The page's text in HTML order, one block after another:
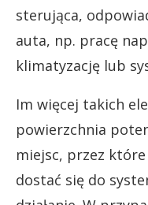
sterująca,
auta, np. pracę
klimatyzację lub
Im więcej takich
powierzchnia
miejsc, przez
dostać się do